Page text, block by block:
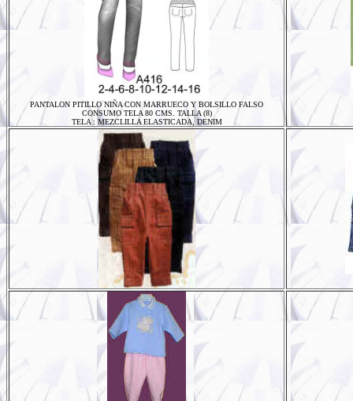
PANTALON PITILLO NIÑA CON MARRUECO Y BOLSILLO FALSO
CONSUMO TELA 80 CMS. TALLA (8)
TELA : MEZCLILLA ELASTICADA, DENIM